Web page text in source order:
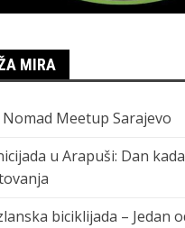
MIRA
Meetup Sarajevo
u Arapuši: Dan
biciklijada – Jedan